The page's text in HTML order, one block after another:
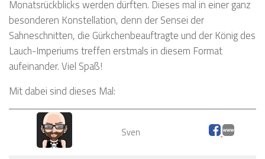
Monatsrückblicks werden dürften. Dieses mal in einer ganz
besonderen Konstellation, denn der Sensei der
Sahneschnitten, die Gürkchenbeauftragte und der König des
Lauch-Imperiums treffen erstmals in diesem Format
aufeinander. Viel Spaß!
Mit dabei sind dieses Mal:
Sven